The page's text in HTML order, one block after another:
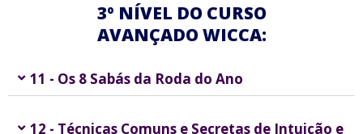
3º NÍVEL DO CURSO
AVANÇADO WICCA:
11 - Os 8 Sabás da Roda do Ano
12 - Técnicas Comuns e Secretas de Intuição e